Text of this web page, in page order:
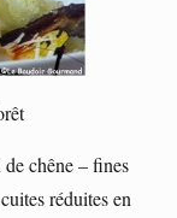
chêne – fines
réduites en